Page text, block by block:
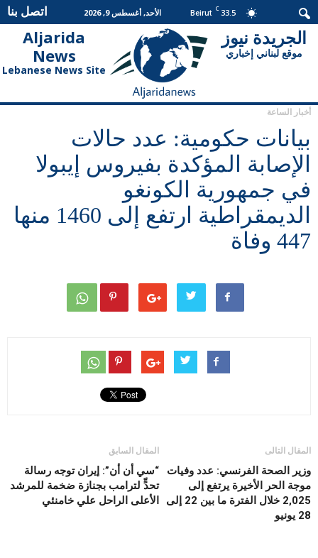
33.5
C
Beirut الأحد, أغسطس 9, 2026 اتصل بنا
Aljarida
News
Lebanese News Site
الجريدة
نيوز
الجريدة نيوز
موقع لبناني إخباري
أخبار الساعة
بيانات حكومية: عدد حالات
الإصابة المؤكدة بفيروس إيبولا
في جمهورية الكونغو
الديمقراطية ارتفع إلى 1460 منها
447 وفاة
المقال السابق
“سي أن أن”: إيران توجه رسالة
تحدٍّ لترامب بجنازة ضخمة للمرشد
الأعلى الراحل علي خامنئي
المقال التالى
وزير الصحة الفرنسي: عدد وفيات
موجة الحر الأخيرة يرتفع إلى
2,025 خلال الفترة ما بين 22 إلى
28 يونيو